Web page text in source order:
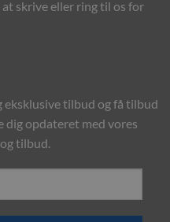
skrive eller ring til os for
eksklusive tilbud og få tilbud
dig opdateret med vores
tilbud.